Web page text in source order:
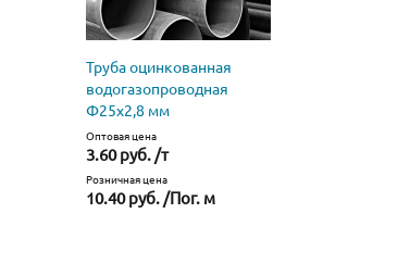
Труба оцинкованная
водогазопроводная
Ф25х2,8 мм
Оптовая цена
3.60 руб. /т
Розничная цена
10.40 руб. /Пог. м